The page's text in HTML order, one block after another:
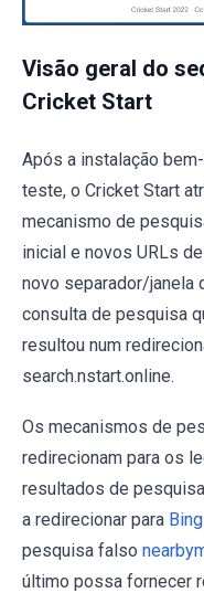
Visão geral do
Cricket Start
Após a instalação
teste, o Cricket Start
mecanismo de
inicial e novos URLs
novo separador/janela
consulta de pesquisa
resultou num
search.nstart.online.
Os mecanismos de
redirecionam para os
resultados de
a redirecionar para Bing
pesquisa falso
último possa fornecer